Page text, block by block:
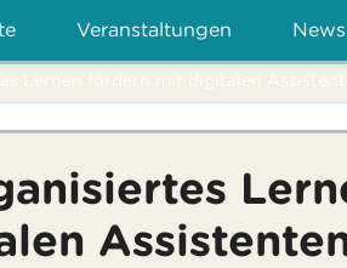
Veranstaltungen News
Lernen fördern mit digitalen